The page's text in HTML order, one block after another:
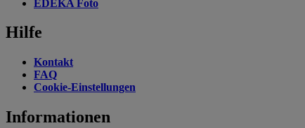
EDEKA Foto
Hilfe
Kontakt
FAQ
Cookie-Einstellungen
Informationen